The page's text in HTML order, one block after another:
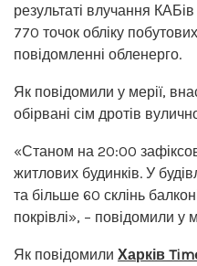
результаті влучання
770 точок обліку
повідомленні обленерго.
Як повідомили у мерії,
обірвані сім дротів
«Станом на 20:00
житлових будинків. У
та більше 60 склінь
покрівлі», – повідомили у
Як повідомили Харків